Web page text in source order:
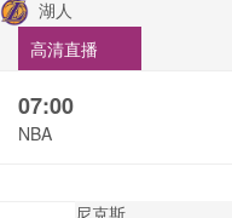
湖人
高清直播
07:00
NBA
尼克斯